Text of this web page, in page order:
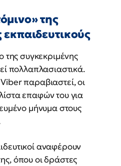
της
της συγκεκριμένης
πολλαπλασιαστικά.
παραβιαστεί, οι
επαφών του για
μήνυμα στους
αναφέρουν
όπου οι δράστες